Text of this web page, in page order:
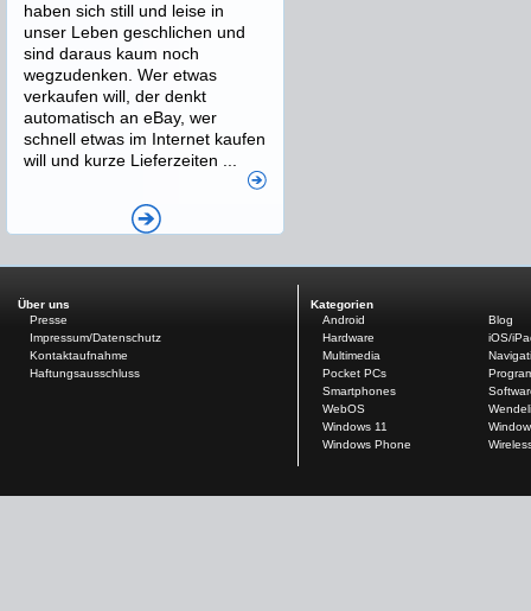
haben sich still und leise in
unser Leben geschlichen und
sind daraus kaum noch
wegzudenken. Wer etwas
verkaufen will, der denkt
automatisch an eBay, wer
schnell etwas im Internet kaufen
will und kurze Lieferzeiten ...
Über uns
Presse
Impressum/Datenschutz
Kontaktaufnahme
Haftungsausschluss
Kategorien
Android
Blog
Hardware
iOS/
Multimedia
Pocket PCs
Smartphones
WebOS
Windows 11
Windows Phone